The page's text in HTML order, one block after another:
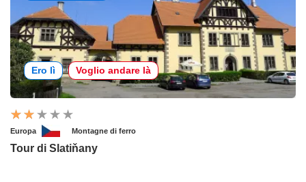
Ero lì Voglio andare là
Europa Montagne di ferro
Tour di Slatiňany